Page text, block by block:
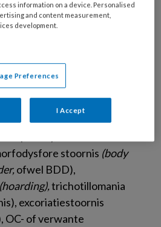
belangrijkste kenmerk
De dwangstoornis stond
onder de
de DSM-5, heeft de
compulsieve en
stoornis (body
ofwel BDD),
(hoarding),trichotillomania
excoriatiestoornis
OC- of verwante
information on a device. Personalised
and content measurement,
development.
Preferences
I Accept